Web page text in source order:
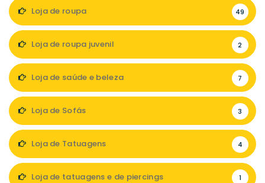
Loja de roupa 49
Loja de roupa juvenil 2
Loja de saúde e beleza 7
Loja de Sofás 3
Loja de Tatuagens 4
Loja de tatuagens e de piercings 1